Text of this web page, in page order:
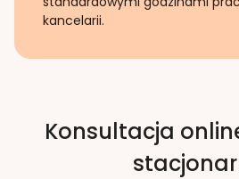
kancelarii.
Konsultacja